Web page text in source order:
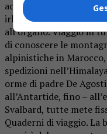
accoglierà gli amici,
irlandese e la Toccata
all’organo. Viaggiò in
di conoscere le
alpinistiche in
spedizioni
orme di padre De
all’Antartide, fino –
Svalbard, tutte mete
Quaderni di viaggio. La